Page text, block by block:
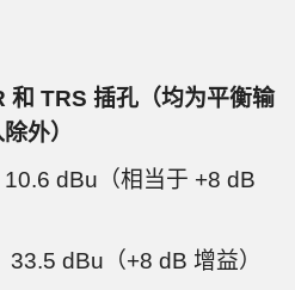
和 TRS 插孔（均为平衡输
外）
dBu（相当于 +8 dB
dBu（+8 dB 增益）